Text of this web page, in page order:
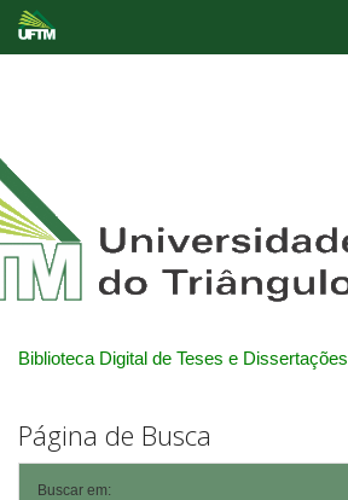
Biblioteca Digital de Teses e Dissertações
Página de Busca
Buscar em: